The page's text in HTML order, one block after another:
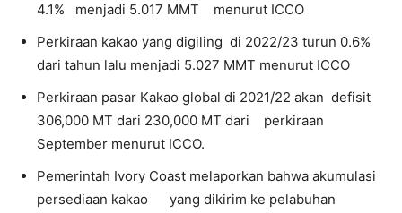
4.1% menjadi 5.017 MMT menurut ICCO
Perkiraan kakao yang digiling di 2022/23 turun 0.6%
dari tahun lalu menjadi 5.027 MMT menurut ICCO
Perkiraan pasar Kakao global di 2021/22 akan defisit
306,000 MT dari 230,000 MT dari perkiraan
September menurut ICCO.
Pemerintah Ivory Coast melaporkan bahwa akumulasi
persediaan kakao yang dikirim ke pelabuhan